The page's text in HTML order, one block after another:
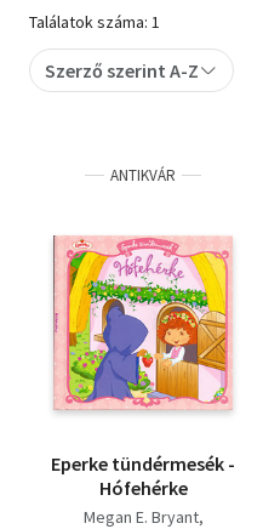
Művészet
Szakkönyv
Tankönyv, segédkönyv
Társadalomtudomány
Természettudomány
Történelem
Vallás
Találatok száma: 1
Szerző szerint A-Z
ANTIKVÁR
Eperke tündérmesék -
Hófehérke
Megan E. Bryant